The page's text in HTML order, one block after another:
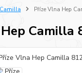
Camilla Příze Vlna Hep
Camilla